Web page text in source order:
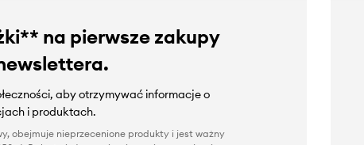
na pierwsze zakupy
aby otrzymywać informacje o
i produktach.
obejmuje nieprzecenione produkty i jest ważny